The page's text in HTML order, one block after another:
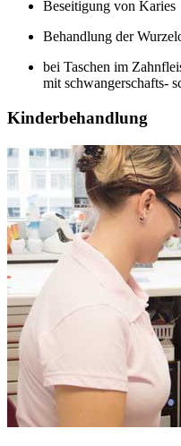
Beseitigung von Karies
Behandlung der
bei Taschen im
mit schwangerschafts-
Kinderbehandlung